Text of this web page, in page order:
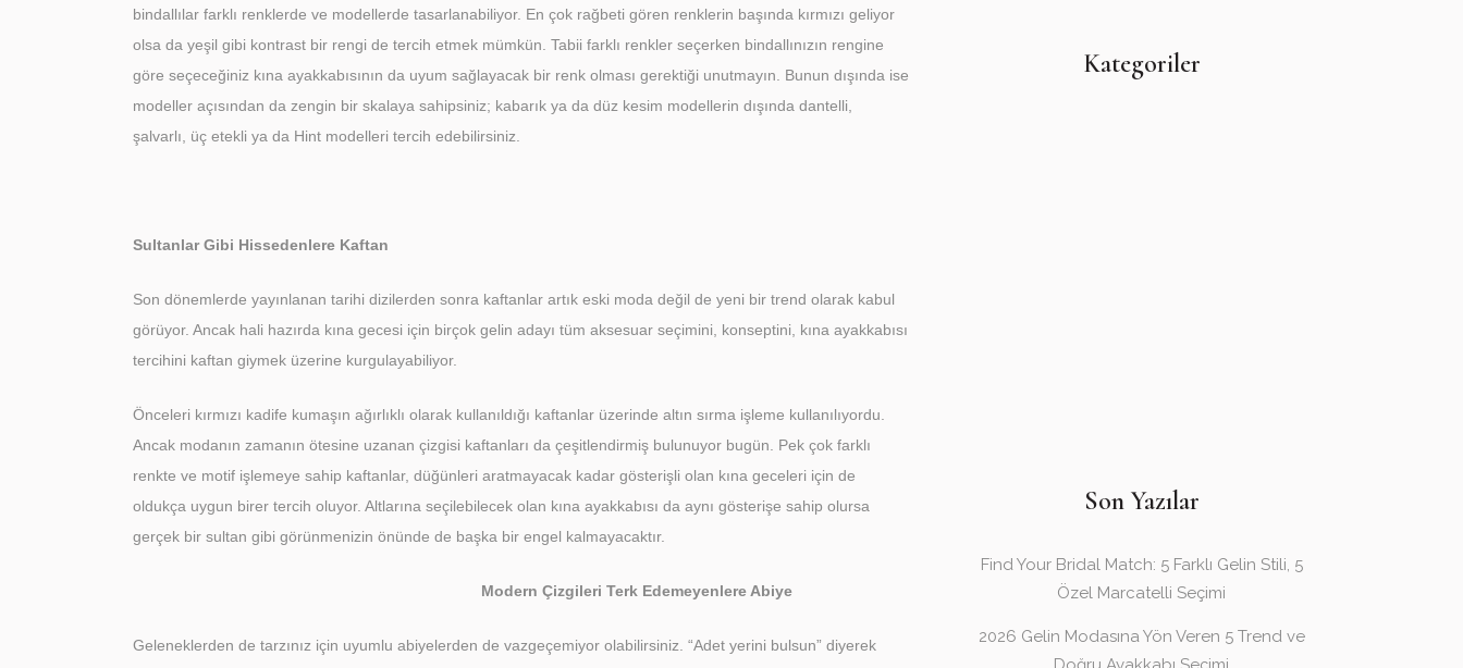
bindallılar farklı renklerde ve modellerde tasarlanabiliyor. En çok rağbeti gören renklerin başında kırmızı geliyor
olsa da yeşil gibi kontrast bir rengi de tercih etmek mümkün. Tabii farklı renkler seçerken bindallınızın rengine
göre seçeceğiniz kına ayakkabısının da uyum sağlayacak bir renk olması gerektiği unutmayın. Bunun dışında ise
modeller açısından da zengin bir skalaya sahipsiniz; kabarık ya da düz kesim modellerin dışında dantelli,
şalvarlı, üç etekli ya da Hint modelleri tercih edebilirsiniz.
Sultanlar Gibi Hissedenlere Kaftan
Son dönemlerde yayınlanan tarihi dizilerden sonra kaftanlar artık eski moda değil de yeni bir trend olarak kabul
görüyor. Ancak hali hazırda kına gecesi için birçok gelin adayı tüm aksesuar seçimini, konseptini, kına ayakkabısı
tercihini kaftan giymek üzerine kurgulayabiliyor.
Önceleri kırmızı kadife kumaşın ağırlıklı olarak kullanıldığı kaftanlar üzerinde altın sırma işleme kullanılıyordu.
Ancak modanın zamanın ötesine uzanan çizgisi kaftanları da çeşitlendirmiş bulunuyor bugün. Pek çok farklı
renkte ve motif işlemeye sahip kaftanlar, düğünleri aratmayacak kadar gösterişli olan kına geceleri için de
oldukça uygun birer tercih oluyor. Altlarına seçilebilecek olan kına ayakkabısı da aynı gösterişe sahip olursa
gerçek bir sultan gibi görünmenizin önünde de başka bir engel kalmayacaktır.
Modern Çizgileri Terk Edemeyenlere Abiye
Geleneklerden de tarzınız için uyumlu abiyelerden de vazgeçemiyor olabilirsiniz. “Adet yerini bulsun” diyerek
Kategoriler
Son Yazılar
Find Your Bridal Match: 5 Farklı Gelin Stili, 5
Özel Marcatelli Seçimi
2026 Gelin Modasına Yön Veren 5 Trend ve